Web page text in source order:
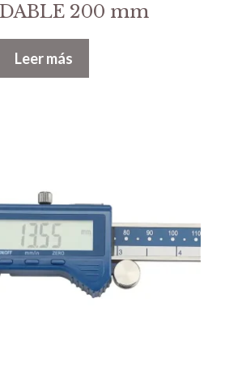
200 mm
Leer más